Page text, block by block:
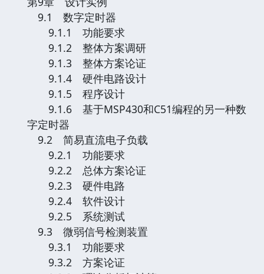
9.1 数字定时器
9.1.1 功能要求
9.1.2 整体方案调研
9.1.3 整体方案论证
9.1.4 硬件电路设计
9.1.5 程序设计
9.1.6 基于MSP430和C51编程的另一种数
字定时器
9.2 简易直流电子负载
9.2.1 功能要求
9.2.2 总体方案论证
9.2.3 硬件电路
9.2.4 软件设计
9.2.5 系统测试
9.3 微弱信号检测装置
9.3.1 功能要求
9.3.2 方案论证